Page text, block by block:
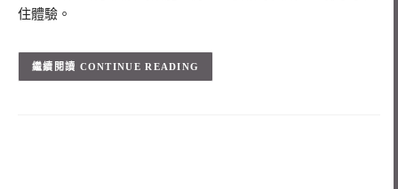
住體驗。
CONTINUE READING